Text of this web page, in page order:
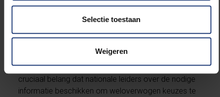
Selectie toestaan
Weigeren
in Senegal aan de deur staan te kloppen voor
Mozambique, op het punt staan langlopende
aardgasverbintenissen aan te gaan, is het van
cruciaal belang dat nationale leiders over de nodige
informatie beschikken om weloverwogen keuzes te